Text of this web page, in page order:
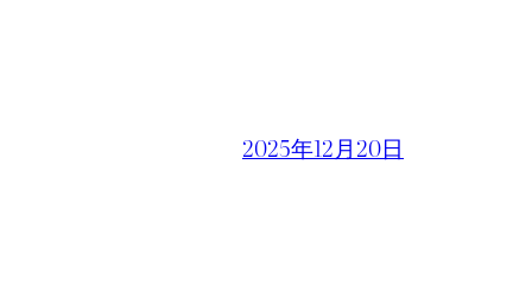
2025年12月20日